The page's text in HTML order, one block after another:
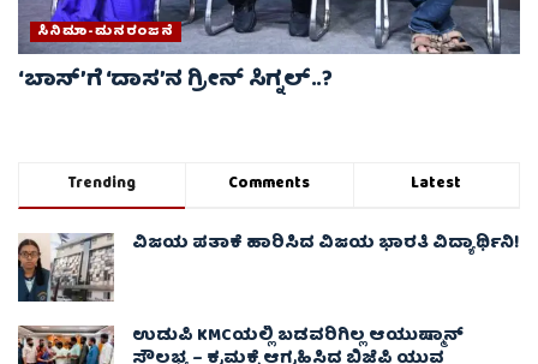
ಸಿನಿಮಾ-ಮನರಂಜನೆ
‘ಬಾಸ್’ಗೆ ‘ದಾಸ’ನ ಗ್ರೀನ್ ಸಿಗ್ನಲ್..?
Trending Comments Latest
ವಿಜಯ ಪತಾಕೆ ಹಾರಿಸಿದ ವಿಜಯ ಭಾರತಿ ವಿದ್ಯಾರ್ಥಿನಿ!
ಉಡುಪಿ KMCಯಲ್ಲಿ ಬಡವರಿಗಿಲ್ಲ ಆಯುಷ್ಮಾನ್